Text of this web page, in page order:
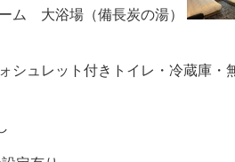
ム 大浴場（備長炭の湯）
シュレット付きトイレ・冷蔵庫